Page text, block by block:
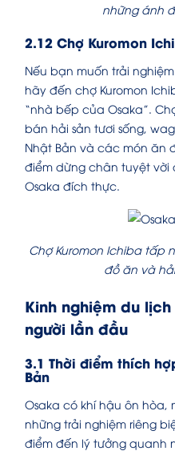
những ánh
2.12 Chợ Kuromon
Nếu bạn muốn trải
hãy đến chợ Kuromon
“nhà bếp của Osaka”.
bán hải sản tươi sống,
Nhật Bản và các món ăn
điểm dừng chân tuyệt vời
Osaka đích thực.
Chợ Kuromon Ichiba tấp
đồ ăn và
Kinh nghiệm du lịch
người lần đầu
3.1 Thời điểm thích
Bản
Osaka có khí hậu ôn hòa,
những trải nghiệm riêng
điểm đến lý tưởng quanh